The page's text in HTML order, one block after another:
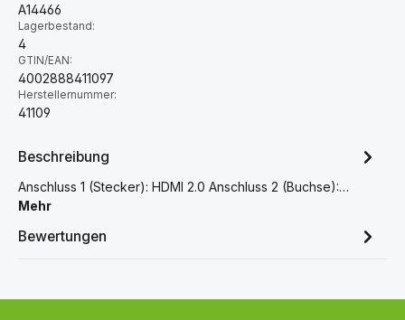
A14466
Lagerbestand:
4
GTIN/EAN:
4002888411097
Herstellernummer:
41109
Beschreibung
Anschluss 1 (Stecker): HDMI 2.0 Anschluss 2 (Buchse):…
Mehr
Bewertungen